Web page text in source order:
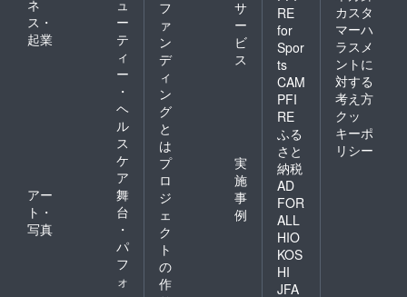
ネ
ス・
起業
ュ
ー
テ
ィ
ー
・
ヘ
ル
ス
ケ
ア
アー
ト・
写真
舞
台
・
パ
フ
ォ
フ
ァ
ン
デ
ィ
ン
グ
と
は
サ
ー
ビ
ス
プ
ロ
ジ
ェ
ク
ト
の
作
実
施
事
例
RE
for
Spor
ts
CAM
PFI
RE
ふる
さと
納税
AD
FOR
ALL
HIO
KOS
HI
JFA
カスタ
マーハ
ラスメ
ントに
対する
考え方
クッ
キーポ
リシー